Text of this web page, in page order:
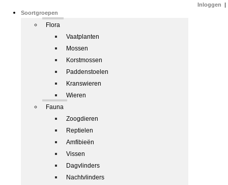
Soortgroepen
Flora
Vaatplanten
Mossen
Korstmossen
Paddenstoelen
Kranswieren
Wieren
Fauna
Zoogdieren
Reptielen
Amfibieën
Vissen
Dagvlinders
Nachtvlinders
Inloggen |